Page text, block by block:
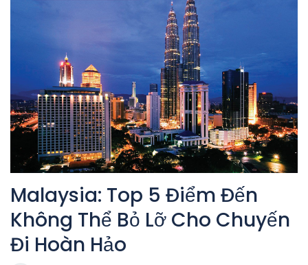
Malaysia: Top 5 Điểm Đến
Không Thể Bỏ Lỡ Cho Chuyến
Đi Hoàn Hảo